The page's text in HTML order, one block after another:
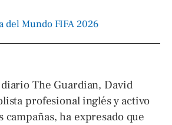
del Mundo FIFA 2026
The Guardian, David
profesional inglés y activo
campañas, ha expresado que